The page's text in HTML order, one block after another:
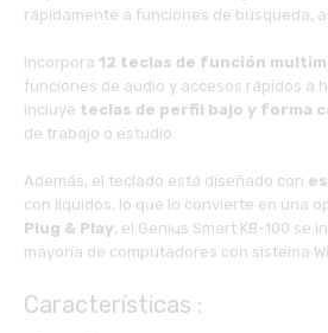
rápidamente a funciones de búsqueda,
Incorpora 12 teclas de función
funciones de audio y accesos rápidos a
incluye teclas de perfil bajo y forma
de trabajo o estudio.
Además, el teclado está diseñado con
con líquidos, lo que lo convierte en una
Plug & Play, el Genius Smart KB-100
mayoría de computadores con sistema
Características :